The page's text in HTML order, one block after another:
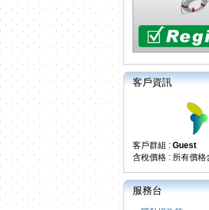
客戶資訊
客戶群組 : Guest
含稅價格 : 所有價格
服務台